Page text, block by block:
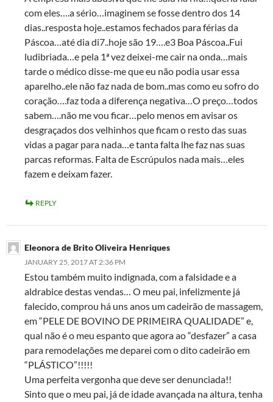
com eles….a sério…imaginem se fosse dentro dos 14
dias..resposta hoje..estamos fechados para férias da
Páscoa…até dia di7..hoje são 19….e3 Boa Páscoa..Fui
ludibriada…e pela 1ª vez deixei-me cair na onda…mais
tarde o médico disse-me que eu não podia usar essa
aparelho..ele não faz nada de bom..mas como eu sofro do
coração….faz toda a diferença negativa…O preço…todos
sabem….não me vou ficar…pelo menos em avisar os
desgraçados dos velhinhos que ficam o resto das suas
vidas a pagar para nada…e tanta falta lhe faz nas suas
parcas reformas. Falta de Escrúpulos nada mais…eles
fazem e deixam fazer.
REPLY
Eleonora de Brito Oliveira Henriques
JANUARY 25, 2017 AT 2:36 PM
Estou também muito indignada, com a falsidade e a
aldrabice destas vendas… O meu pai, infelizmente já
falecido, comprou há uns anos um cadeirão de massagem,
em “PELE DE BOVINO DE PRIMEIRA QUALIDADE” e,
qual não é o meu espanto que agora ao “desfazer” a casa
para remodelações me deparei com o dito cadeirão em
“PLÁSTICO”!!!!!
Uma perfeita vergonha que deve ser denunciada!!
Sinto que o meu pai, já de idade avançada na altura, tenha